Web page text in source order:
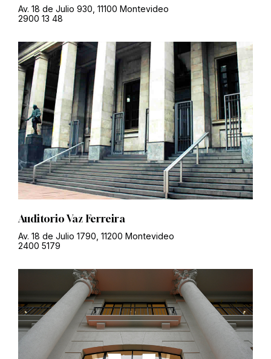
Av. 18 de Julio 930, 11100 Montevideo
2900 13 48
Auditorio Vaz Ferreira
Av. 18 de Julio 1790, 11200 Montevideo
2400 5179